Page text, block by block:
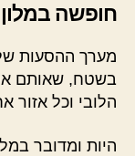
חופשה במלון
מערך ההסעות
בשטח, שאותם
הלובי וכל אזור
היות ומדובר